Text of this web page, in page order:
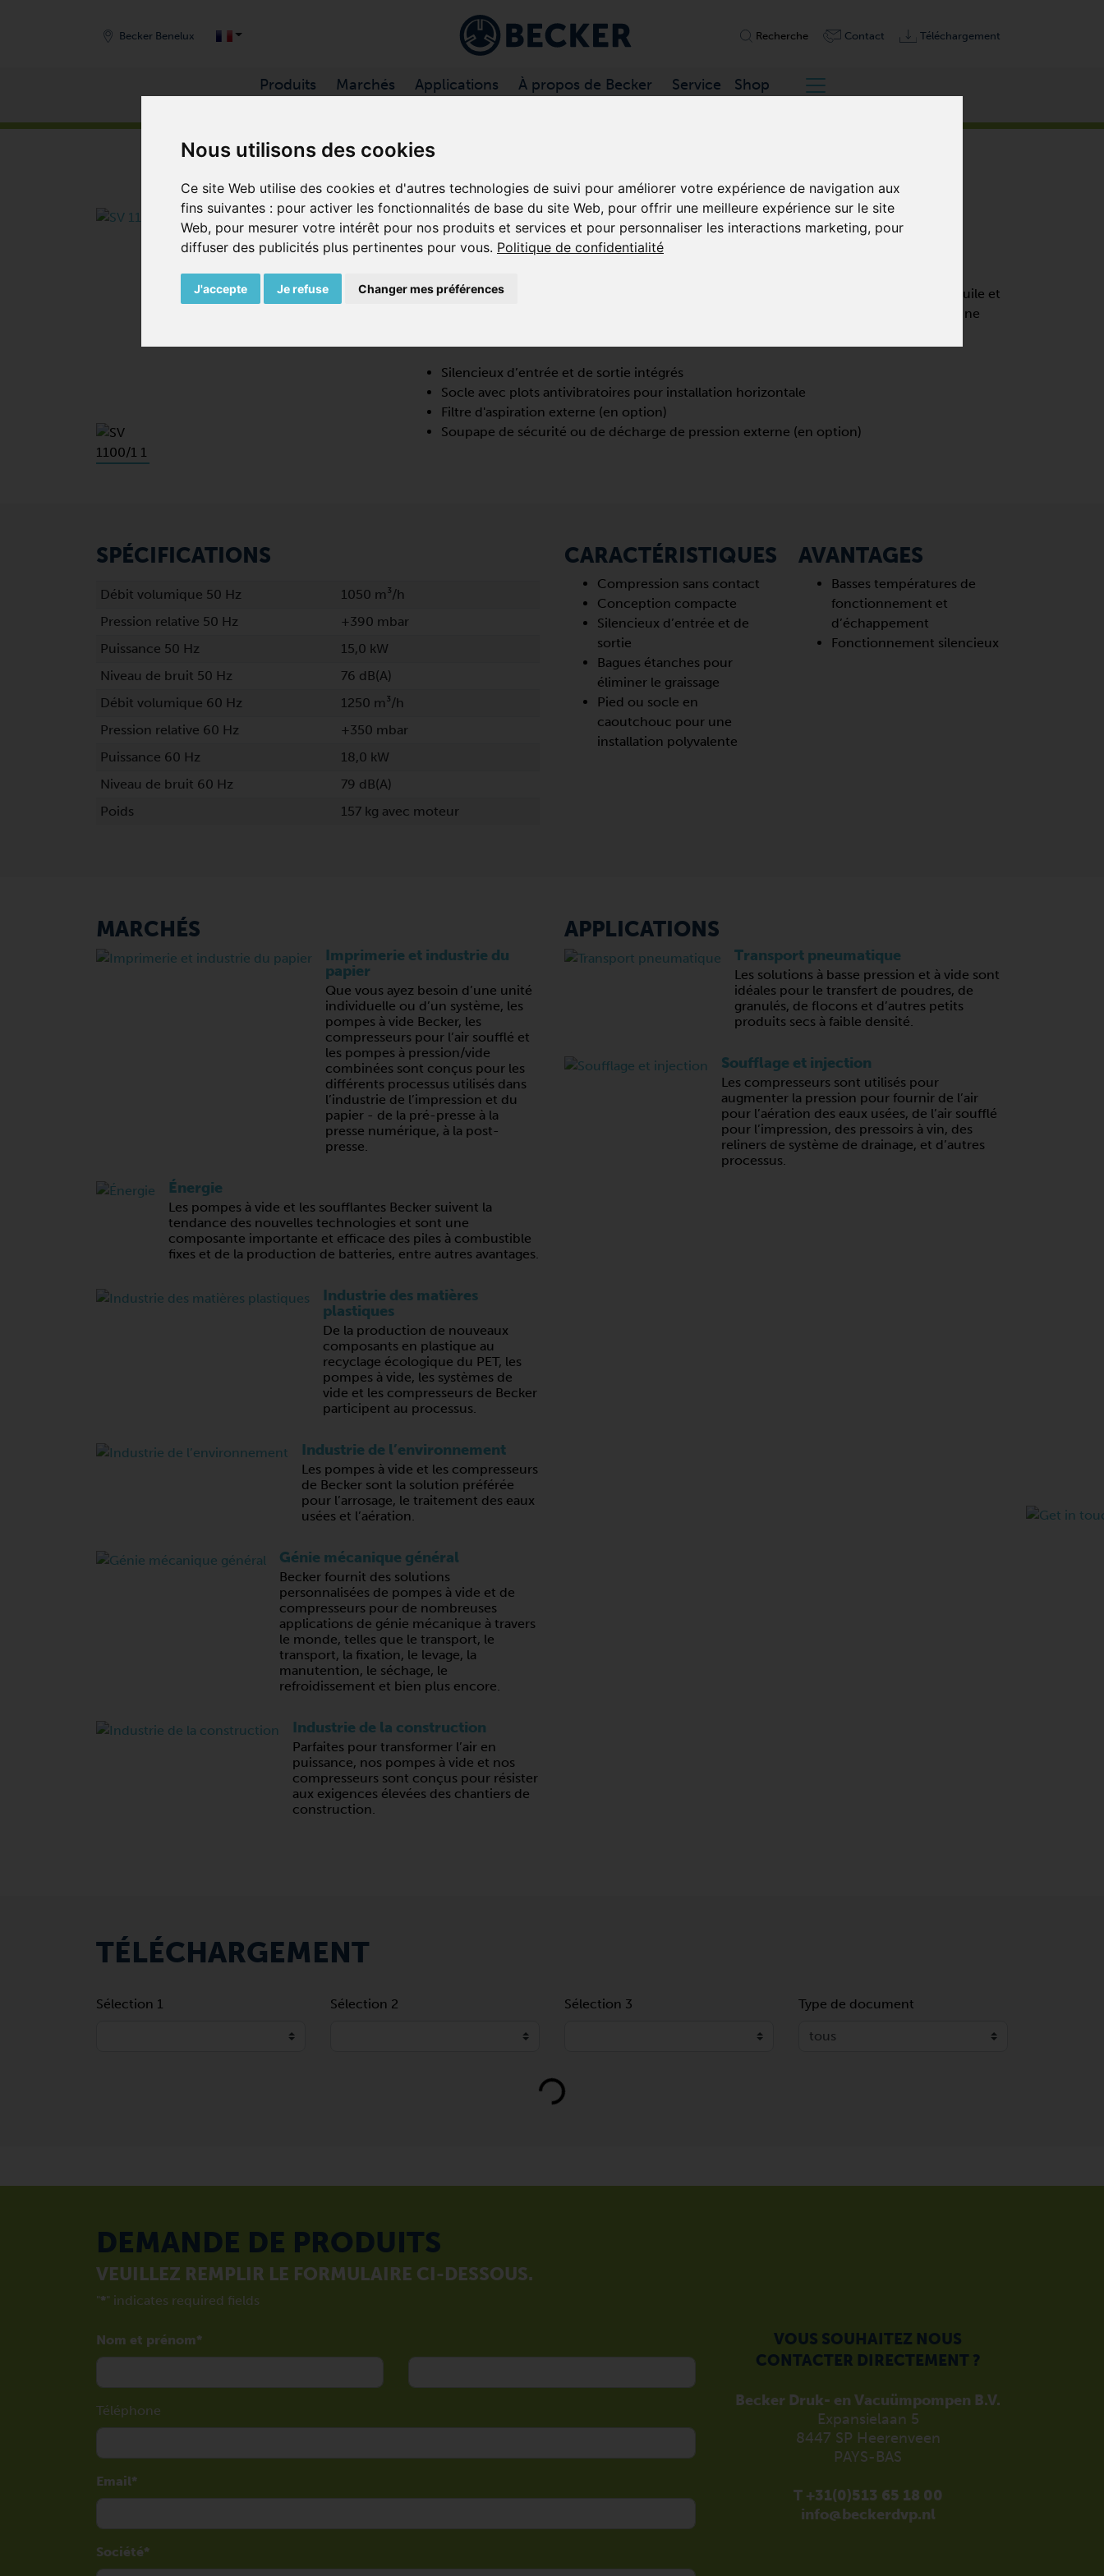
Nous utilisons des cookies
Ce site Web utilise des cookies et d'autres technologies de suivi pour améliorer votre expérience de navigation aux
fins suivantes : pour activer les fonctionnalités de base du site Web, pour offrir une meilleure expérience sur le site
Web, pour mesurer votre intérêt pour nos produits et services et pour personnaliser les interactions marketing, pour
diffuser des publicités plus pertinentes pour vous. Politique de confidentialité
J'accepte Je refuse Changer mes préférences
Becker Benelux Recherche Contact Téléchargement
Produits Marchés Applications À propos de Becker Service Shop
SV 1100/1
SV 1100/1 est une pompe turbo dynamique qui offre de hautes performances ,100% sans huile et
sans contact pendant le fonctionnement. Ces turbines à canal latéral sont très efficaces et ne
Silencieux d’entrée et de sortie intégrés
Socle avec plots antivibratoires pour installation horizontale
Filtre d'aspiration externe (en option)
Soupape de sécurité ou de décharge de pression externe (en option)
SPÉCIFICATIONS
Débit volumique 50 Hz
1050 m³/h
Pression relative 50 Hz
+390 mbar
Puissance 50 Hz
15,0 kW
Niveau de bruit 50 Hz
76 dB(A)
Débit volumique 60 Hz
1250 m³/h
Pression relative 60 Hz
+350 mbar
Puissance 60 Hz
18,0 kW
Niveau de bruit 60 Hz
79 dB(A)
Poids
157 kg avec moteur
CARACTÉRISTIQUES
Compression sans contact
Conception compacte
Silencieux d’entrée et de
sortie
Bagues étanches pour
éliminer le graissage
Pied ou socle en
caoutchouc pour une
installation polyvalente
AVANTAGES
Basses températures de
fonctionnement et
d’échappement
Fonctionnement silencieux
MARCHÉS
Imprimerie et industrie du
papier
Que vous ayez besoin d’une unité
individuelle ou d’un système, les
pompes à vide Becker, les
compresseurs pour l’air soufflé et
les pompes à pression/vide
combinées sont conçus pour les
différents processus utilisés dans
l’industrie de l’impression et du
papier - de la pré-presse à la
presse numérique, à la post-
presse.
Énergie
Les pompes à vide et les soufflantes Becker suivent la
tendance des nouvelles technologies et sont une
composante importante et efficace des piles à combustible
fixes et de la production de batteries, entre autres avantages.
Industrie des matières
plastiques
De la production de nouveaux
composants en plastique au
recyclage écologique du PET, les
pompes à vide, les systèmes de
vide et les compresseurs de Becker
participent au processus.
Industrie de l’environnement
Les pompes à vide et les compresseurs
de Becker sont la solution préférée
pour l’arrosage, le traitement des eaux
usées et l’aération.
Génie mécanique général
Becker fournit des solutions
personnalisées de pompes à vide et de
compresseurs pour de nombreuses
applications de génie mécanique à travers
le monde, telles que le transport, le
transport, la fixation, le levage, la
manutention, le séchage, le
refroidissement et bien plus encore.
Industrie de la construction
Parfaites pour transformer l’air en
puissance, nos pompes à vide et nos
compresseurs sont conçus pour résister
aux exigences élevées des chantiers de
construction.
APPLICATIONS
Transport pneumatique
Les solutions à basse pression et à vide sont
idéales pour le transfert de poudres, de
granulés, de flocons et d’autres petits
produits secs à faible densité.
Soufflage et injection
Les compresseurs sont utilisés pour
augmenter la pression pour fournir de l’air
pour l’aération des eaux usées, de l’air soufflé
pour l’impression, des pressoirs à vin, des
reliners de système de drainage, et d’autres
processus.
TÉLÉCHARGEMENT
Sélection 1 Sélection 2 Sélection 3 Type de document
Loading...
DEMANDE DE PRODUITS
VEUILLEZ REMPLIR LE FORMULAIRE CI-DESSOUS.
"*" indicates required fields
Nom et prénom
Téléphone
Email
Société
VOUS SOUHAITEZ NOUS
CONTACTER DIRECTEMENT ?
Becker Druk- en Vacuümpompen B.V.
Expansielaan 5
8447 SP Heerenveen
PAYS-BAS
T +31(0)513 65 18 00
info@beckerdvp.nl